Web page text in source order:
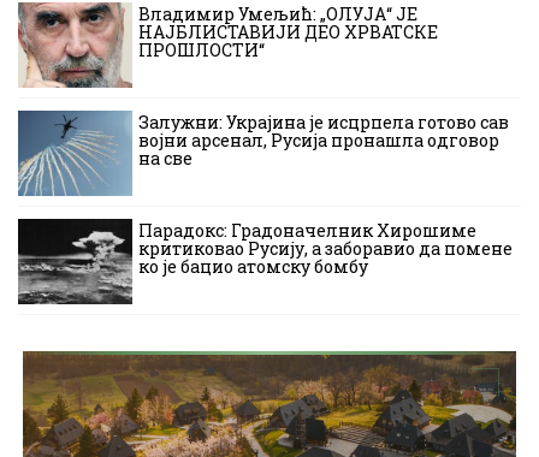
Владимир Умељић: „ОЛУЈА“ ЈЕ
НАЈБЛИСТАВИЈИ ДЕО ХРВАТСКЕ
ПРОШЛОСТИ“
Залужни: Украјина је исцрпела готово сав
војни арсенал, Русија пронашла одговор
на све
Парадокс: Градоначелник Хирошиме
критиковао Русију, а заборавио да помене
ко је бацио атомску бомбу